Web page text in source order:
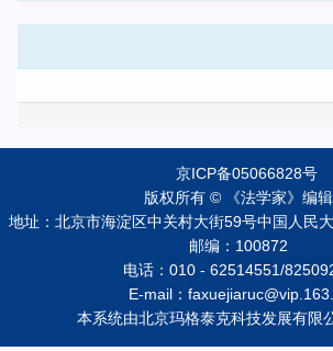
京ICP备05066828号
版权所有 © 《法学家》编
地址：北京市海淀区中关村大街59号中国人民
邮编：100872
电话：010 - 62514551/
E-mail：
本系统由北京玛格泰克科技发展有限